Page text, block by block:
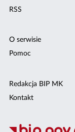
RSS
O serwisie
Pomoc
Redakcja BIP MK
Kontakt